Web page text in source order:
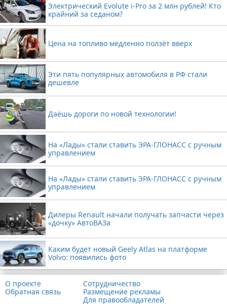
Электрический Evolute i-Pro за 2 млн рублей! Кто
крайний за седаном?
Цена на топливо медленно ползёт вверх
Эти пять популярных автомобиля в РФ стали
дешевле
Даёшь дороги по новой технологии!
На «Лады» стали ставить ЭРА-ГЛОНАСС с ручным
управлением
На «Лады» стали ставить ЭРА-ГЛОНАСС с ручным
управлением
Дилеры Renault начали получать запчасти через
«дочку» АвтоВАЗа
Каким будет новый Geely Atlas на платформе
Volvo: появились фото
О проекте
Обратная связь
Сотрудничество
Размещение рекламы
Для правообладателей